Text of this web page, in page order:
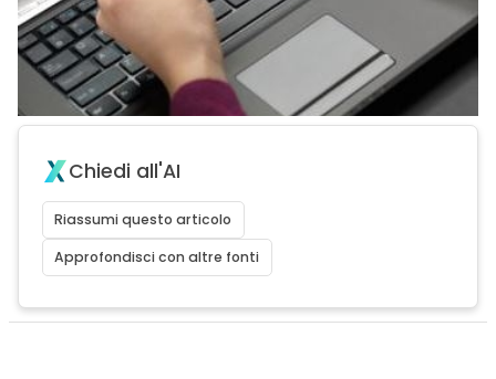
Chiedi all'AI
Riassumi questo articolo
Approfondisci con altre fonti